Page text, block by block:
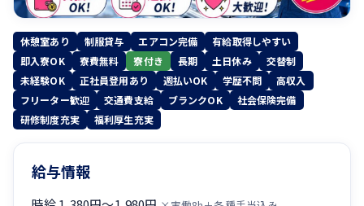
休憩室あり 制服貸与 エアコン完備
有給取得しやすい
即入寮OK
寮費無料 寮付き 長期 土日休み
交替制
未経験OK
正社員登用あり 週払いOK 学歴不問
高収入
フリーター歓迎
交通費支給 ブランクOK
社会保険完備
研修制度充実
福利厚生充実
給与情報